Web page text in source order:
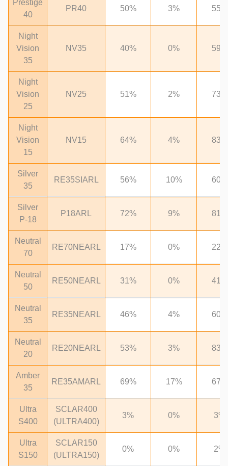
Prestige
40
PR40 50% 3% 55%
Night
Vision
35
NV35 40% 0% 59%
Night
Vision
25
NV25 51% 2% 73%
Night
Vision
15
NV15 64% 4% 83%
Silver
35
RE35SIARL 56% 10% 60%
Silver
P-18
P18ARL 72% 9% 81%
Neutral
70
RE70NEARL 17% 0% 22%
Neutral
50
RE50NEARL 31% 0% 41%
Neutral
35
RE35NEARL 46% 4% 60%
Neutral
20
RE20NEARL 53% 3% 83%
Amber
35
RE35AMARL 69% 17% 67%
Ultra
S400
SCLAR400
(ULTRA400)
3% 0% 3%
Ultra
S150
SCLAR150
(ULTRA150)
0% 0% 2%